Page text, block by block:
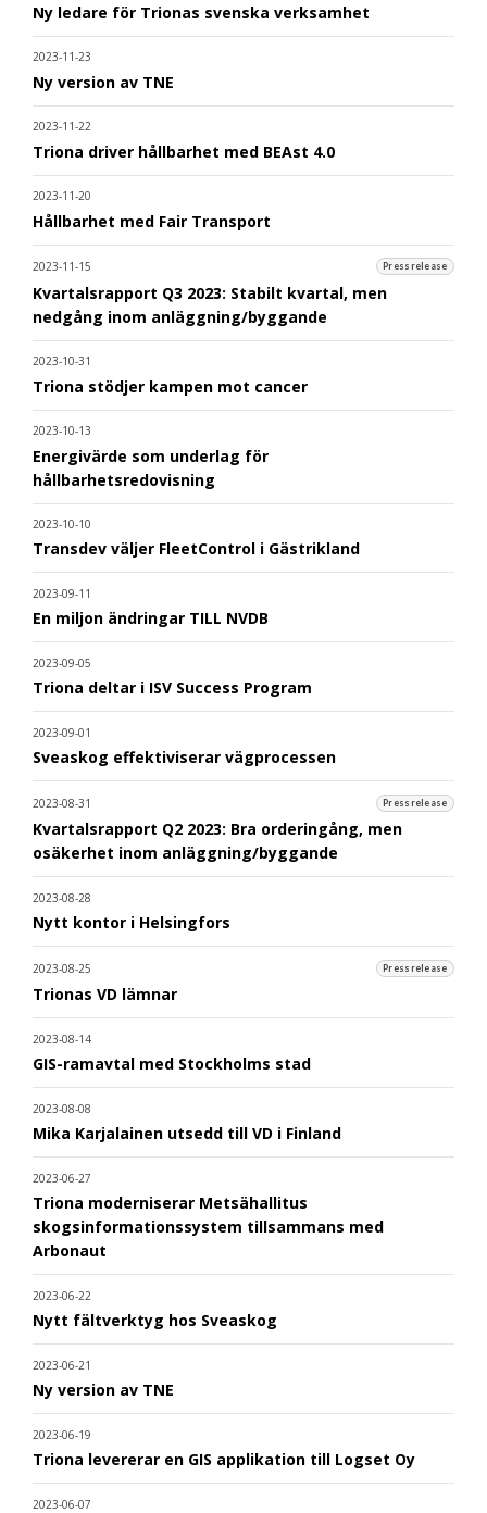
Ny ledare för Trionas svenska verksamhet
2023-11-23
Ny version av TNE
2023-11-22
Triona driver hållbarhet med BEAst 4.0
2023-11-20
Hållbarhet med Fair Transport
2023-11-15 Pressrelease
Kvartalsrapport Q3 2023: Stabilt kvartal, men
nedgång inom anläggning/byggande
2023-10-31
Triona stödjer kampen mot cancer
2023-10-13
Energivärde som underlag för
hållbarhetsredovisning
2023-10-10
Transdev väljer FleetControl i Gästrikland
2023-09-11
En miljon ändringar TILL NVDB
2023-09-05
Triona deltar i ISV Success Program
2023-09-01
Sveaskog effektiviserar vägprocessen
2023-08-31 Pressrelease
Kvartalsrapport Q2 2023: Bra orderingång, men
osäkerhet inom anläggning/byggande
2023-08-28
Nytt kontor i Helsingfors
2023-08-25 Pressrelease
Trionas VD lämnar
2023-08-14
GIS-ramavtal med Stockholms stad
2023-08-08
Mika Karjalainen utsedd till VD i Finland
2023-06-27
Triona moderniserar Metsähallitus
skogsinformationssystem tillsammans med
Arbonaut
2023-06-22
Nytt fältverktyg hos Sveaskog
2023-06-21
Ny version av TNE
2023-06-19
Triona levererar en GIS applikation till Logset Oy
2023-06-07